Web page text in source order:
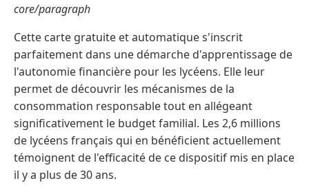
core/paragraph
Cette carte gratuite et automatique s'inscrit
parfaitement dans une démarche d'apprentissage de
l'autonomie financière pour les lycéens. Elle leur
permet de découvrir les mécanismes de la
consommation responsable tout en allégeant
significativement le budget familial. Les 2,6 millions
de lycéens français qui en bénéficient actuellement
témoignent de l'efficacité de ce dispositif mis en place
il y a plus de 30 ans.